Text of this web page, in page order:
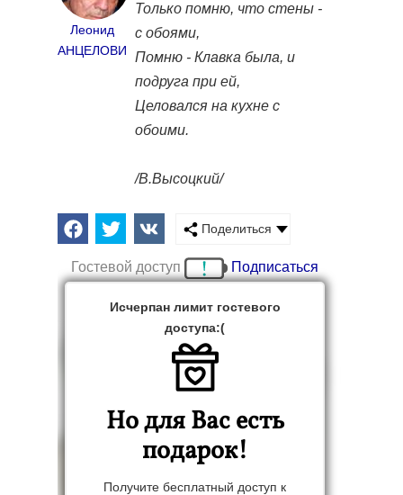
Леонид
АНЦЕЛОВИЧ
Только помню, что стены -
с обоями,
Помню - Клавка была, и
подруга при ей,
Целовался на кухне с
обоими.
/В.Высоцкий/
Поделиться
Гостевой доступ Подписаться
Исчерпан лимит гостевого
доступа:(
Но для Вас есть
подарок!
Получите бесплатный доступ к